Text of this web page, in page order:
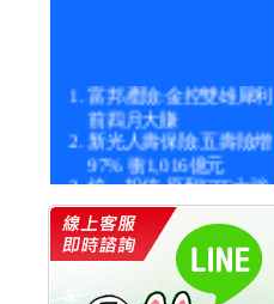
富邦產險:金控雙雄犀利
前四月大賺
新光人壽保險:五壽險增
97% 衝1,016億元
統一投信:原型ETF六強
漲逾九成
統一投信:主動式ETF溢
價 被盯上
新光人壽保險:新壽Q1外
價金將達996億